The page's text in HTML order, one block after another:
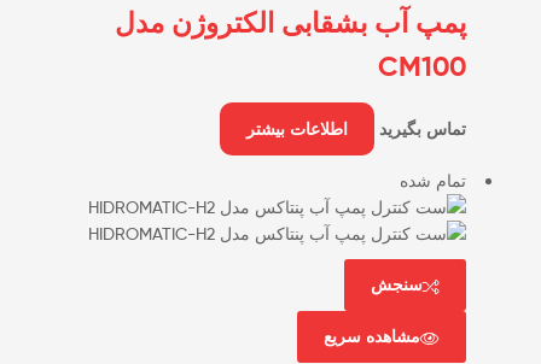
پمپ آب بشقابی الکتروژن مدل
CM100
تماس بگیرید اطلاعات بیشتر
تمام شده
سنجش
مشاهده سریع